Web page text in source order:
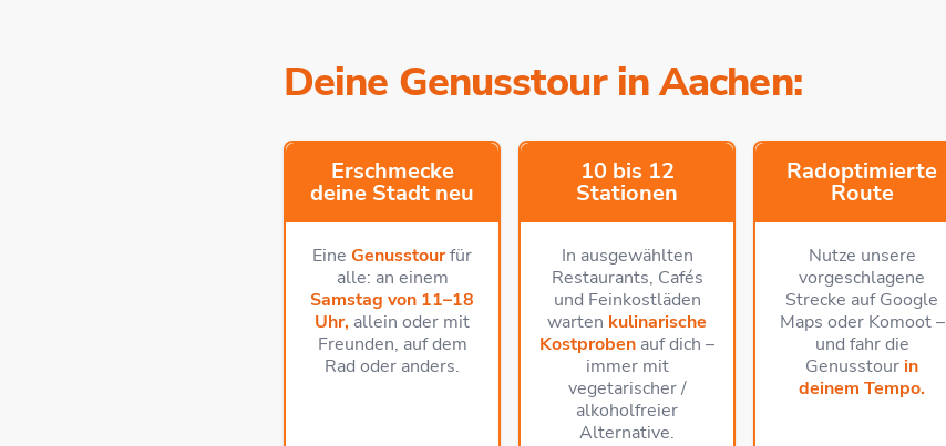
Deine Genusstour in Aachen:
Erschmecke
deine Stadt neu
Eine Genusstourfür
alle: an einem
Samstag von 11–18
Uhr, allein oder mit
Freunden, auf dem
Rad oder anders.
10 bis 12
Stationen
In ausgewählten
Restaurants, Cafés
und Feinkostläden
warten kulinarische
Kostproben auf dich –
immer mit
vegetarischer /
alkoholfreier
Alternative.
Radoptimierte
Route
Nutze unsere
vorgeschlagene
Strecke auf Google
Maps oder Komoot –
und fahr die
Genusstour in
deinem Tempo.